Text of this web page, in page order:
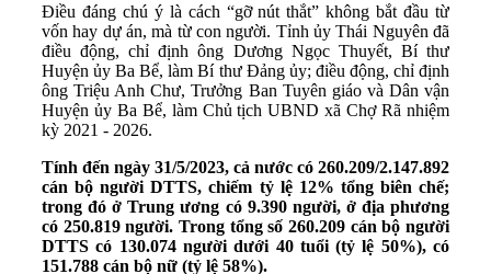
Điều đáng chú ý là cách “gỡ nút thắt” không bắt đầu từ
vốn hay dự án, mà từ con người. Tỉnh ủy Thái Nguyên đã
điều động, chỉ định ông Dương Ngọc Thuyết, Bí thư
Huyện ủy Ba Bể, làm Bí thư Đảng ủy; điều động, chỉ định
ông Triệu Anh Chư, Trưởng Ban Tuyên giáo và Dân vận
Huyện ủy Ba Bể, làm Chủ tịch UBND xã Chợ Rã nhiệm
kỳ 2021 - 2026.
Tính đến ngày 31/5/2023, cả nước có 260.209/2.147.892
cán bộ người DTTS, chiếm tỷ lệ 12% tổng biên chế;
trong đó ở Trung ương có 9.390 người, ở địa phương
có 250.819 người. Trong tổng số 260.209 cán bộ người
DTTS có 130.074 người dưới 40 tuổi (tỷ lệ 50%), có
151.788 cán bộ nữ (tỷ lệ 58%).